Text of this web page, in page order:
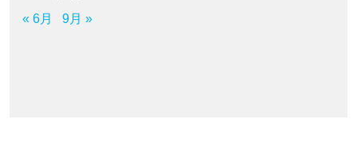
« 6月 9月 »